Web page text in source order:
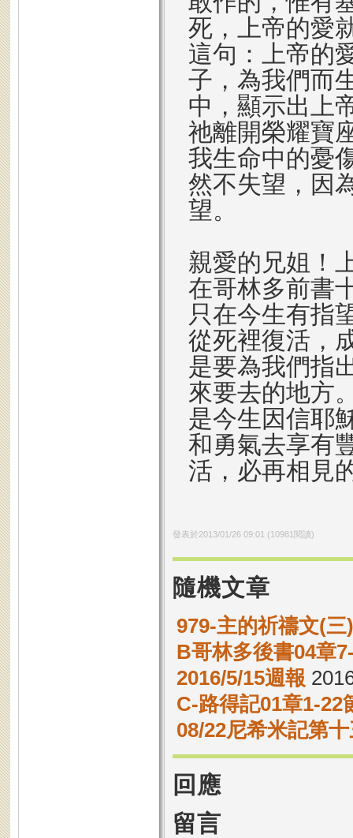
死，上帝的愛
這句：上帝的
子，為我們而
中，顯示出上
祂離開榮耀寶
我生命中的憂
然不失望，因
望。
親愛的兄姐！
在哥林多前書
只在今生有指
從死裡復活，
是要為我們指
來要去的地方
是今生因信耶
和勇氣去享有
活，必再相見
發表於2013/01/26 09:01 (10981 閱讀)
隨機文章
979-主的祈禱文(三)
B哥林多後書04章
2016/5/15週報
C-路得記01章1-22
08/22尼希米記第
回應
留言